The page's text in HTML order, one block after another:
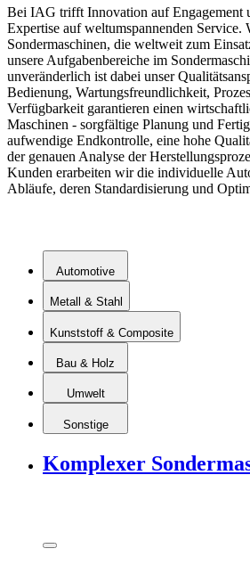
Bei IAG trifft Innovation auf Engagement
Expertise auf weltumspannenden Service.
Sondermaschinen, die weltweit zum
unsere Aufgabenbereiche im
unveränderlich ist dabei unser
Bedienung, Wartungsfreundlichkeit,
Verfügbarkeit garantieren einen
Maschinen - sorgfältige Planung und
aufwendige Endkontrolle, eine hohe
der genauen Analyse der
Kunden erarbeiten wir die individuelle
Abläufe, deren Standardisierung und
Automotive
Metall & Stahl
Kunststoff & Composite
Bau & Holz
Umwelt
Sonstige
Komplexer